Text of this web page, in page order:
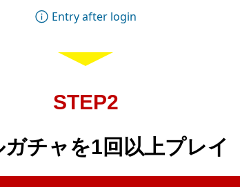
Entry after login
STEP2
ガチャを1回以上プレイ